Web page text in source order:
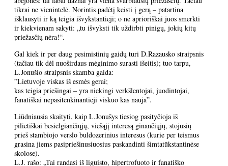
tikrai ne vienintelė. Norintis padėtį keisti į gerą – patartina
išklausyti ir ką teigia išvykstantieji; o ne aprioriškai juos smerkti
ir kiekvienam sakyti: „tu išvyksti tik uždirbti pinigų, jokių kitų
priežasčių nėra!“.
Gal kiek ir per daug pesimistinių gaidų turi D.Razausko straipsnis
(tačiau tik dėl nuoširdaus mėginimo surasti išeitis); tuo tarpu,
L.Jonušio straipsnis skamba gaida:
”Lietuvoje viskas iš esmės gerai;
kas teigia priešingai – yra niekingi verkšlentojai, juodintojai,
fanatiškai nepasitenkinantieji viskuo kas nauja”.
Liūdniausia skaityti, kaip L.Jonušys tiesiog pasityčioja iš
pilietiškai besielgiančiųjų, viešąjį interesą ginančiųjų, stojusių
prieš stambiojo verslo buldozerinius interesus (kurie per teismus
grasina jiems pasipriešinusiuosius paskandinti šimtatūkstantinėse
skolose).
L.J. rašo: „Tai randasi iš liguisto, hipertrofuoto ir fanatiško